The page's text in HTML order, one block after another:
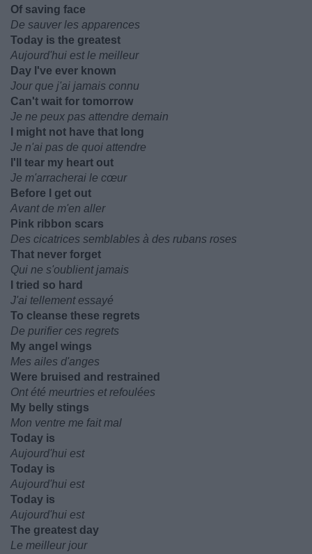
Of saving face
De sauver les apparences
Today is the greatest
Aujourd'hui est le meilleur
Day I've ever known
Jour que j'ai jamais connu
Can't wait for tomorrow
Je ne peux pas attendre demain
I might not have that long
Je n'ai pas de quoi attendre
I'll tear my heart out
Je m'arracherai le cœur
Before I get out
Avant de m'en aller
Pink ribbon scars
Des cicatrices semblables à des rubans roses
That never forget
Qui ne s'oublient jamais
I tried so hard
J'ai tellement essayé
To cleanse these regrets
De purifier ces regrets
My angel wings
Mes ailes d'anges
Were bruised and restrained
Ont été meurtries et refoulées
My belly stings
Mon ventre me fait mal
Today is
Aujourd'hui est
Today is
Aujourd'hui est
Today is
Aujourd'hui est
The greatest day
Le meilleur jour